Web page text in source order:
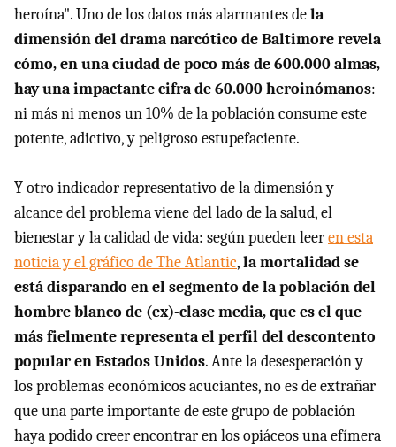
heroína". Uno de los datos más alarmantes dela
dimensión del drama narcótico de Baltimore revela
cómo, en una ciudad de poco más de 600.000 almas,
hay una impactante cifra de 60.000 heroinómanos:
ni más ni menos un 10% de la población consume este
potente, adictivo, y peligroso estupefaciente.
Y otro indicador representativo de la dimensión y
alcance del problema viene del lado de la salud, el
bienestar y la calidad de vida: según pueden leeren esta
noticia y el gráfico de The Atlantic,la mortalidad se
está disparando en el segmento de la población del
hombre blanco de (ex)-clase media, que es el que
más fielmente representa el perfil del descontento
popular en Estados Unidos. Ante la desesperación y
los problemas económicos acuciantes, no es de extrañar
que una parte importante de este grupo de población
haya podido creer encontrar en los opiáceos una efímera